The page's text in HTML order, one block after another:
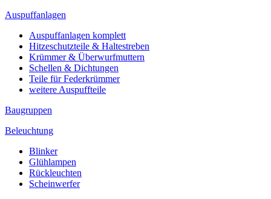
Auspuffanlagen
Auspuffanlagen komplett
Hitzeschutzteile & Haltestreben
Krümmer & Überwurfmuttern
Schellen & Dichtungen
Teile für Federkrümmer
weitere Auspuffteile
Baugruppen
Beleuchtung
Blinker
Glühlampen
Rückleuchten
Scheinwerfer